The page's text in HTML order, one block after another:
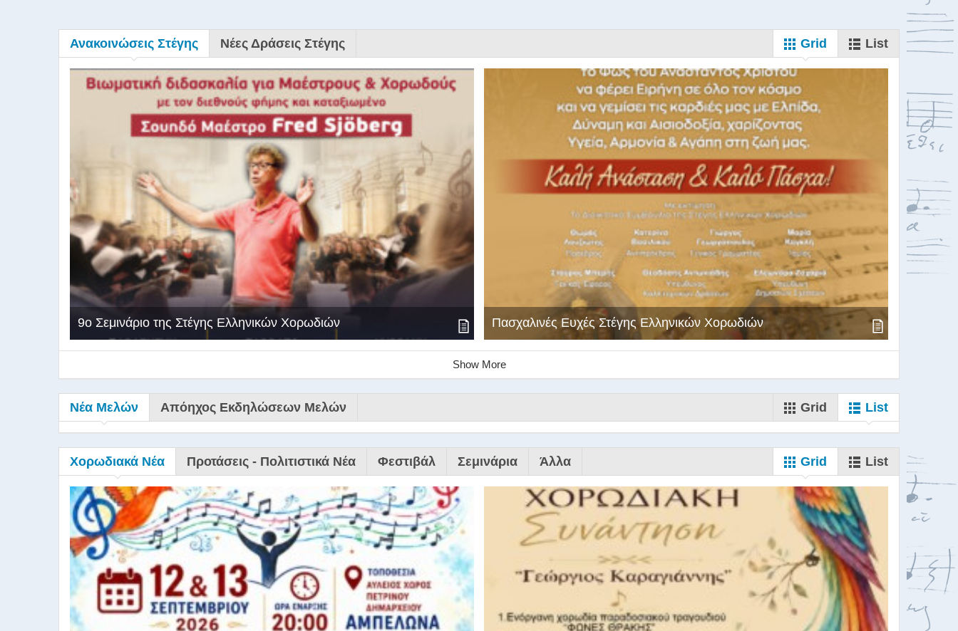
9ο Σεμινάριο της Στέγης Ελληνικών Χορωδιών
9Ο Σεμινάριο Διεύθυνσης Χορωδίας της Στέγης Ελληνικών Χορωδιών Βιωματική διδασκαλία για Μαέστρου...
Ανακοινώσεις Στέγης Νέες Δράσεις Στέγης Grid List
9ο Σεμινάριο της Στέγης Ελληνικών Χορωδιών Πασχαλινές Ευχές Στέγης Ελληνικών Χορωδιών
Show More
Νέα Μελών Απόηχος Εκδηλώσεων Μελών Grid List
Χορωδιακά Νέα Προτάσεις - Πολιτιστικά Νέα Φεστιβάλ Σεμινάρια Άλλα Grid List